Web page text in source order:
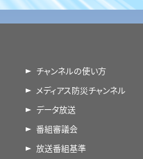
チャンネルの使い方
メディアス防災チャンネル
データ放送
番組審議会
放送番組基準